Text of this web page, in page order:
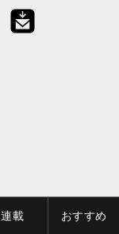
連載 おすすめ